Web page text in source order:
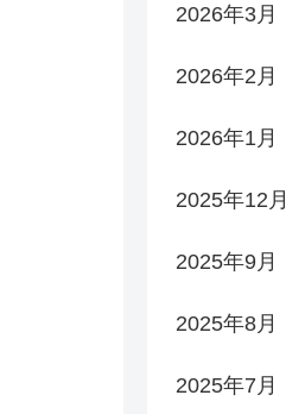
2026年3月
2026年2月
2026年1月
2025年12月
2025年9月
2025年8月
2025年7月